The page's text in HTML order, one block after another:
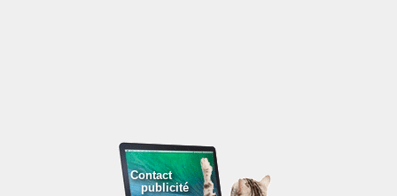
Contact
publicité